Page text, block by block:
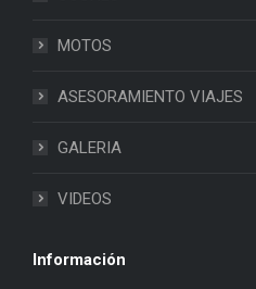
MOTOS
ASESORAMIENTO VIAJES
GALERIA
VIDEOS
Información